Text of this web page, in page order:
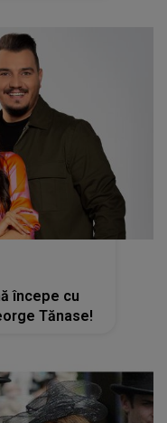
începe cu
Tănase!